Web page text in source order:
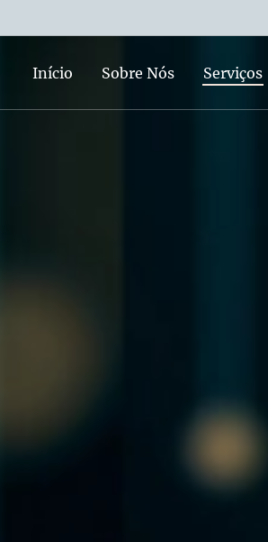
Início Sobre Nós Serviços